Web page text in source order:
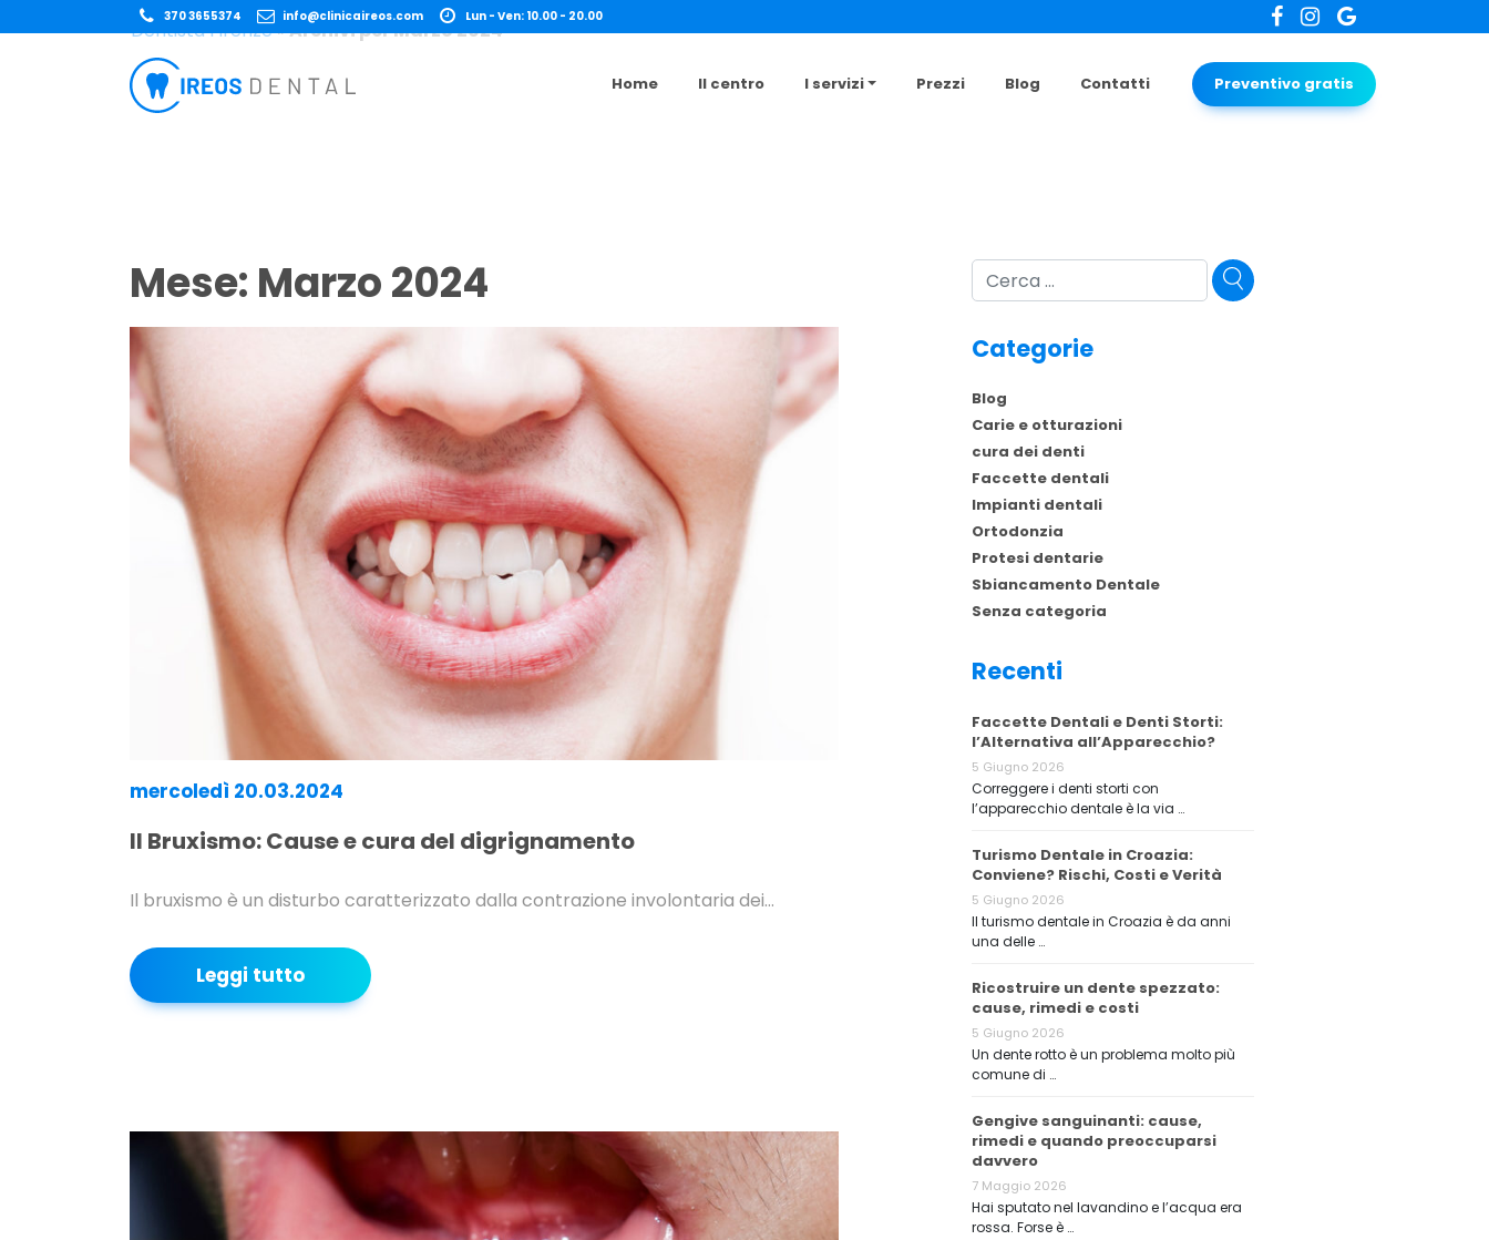
370 3655374 info@clinicaireos.com Lun - Ven: 10.00 - 20.00
Home Il centro I servizi Prezzi Blog Contatti Preventivo gratis
Dentista Firenze»Archivi per Marzo 2024
Mese: Marzo 2024
mercoledì 20.03.2024
Il Bruxismo: Cause e cura del digrignamento
Il bruxismo è un disturbo caratterizzato dalla contrazione involontaria dei…
Leggi tutto
Cerca
Categorie
Blog
Carie e otturazioni
cura dei denti
Faccette dentali
Impianti dentali
Ortodonzia
Protesi dentarie
Sbiancamento Dentale
Senza categoria
Recenti
Faccette Dentali e Denti Storti:
l’Alternativa all’Apparecchio?
5 Giugno 2026
Correggere i denti storti con
l’apparecchio dentale è la via …
Turismo Dentale in Croazia:
Conviene? Rischi, Costi e Verità
5 Giugno 2026
Il turismo dentale in Croazia è da anni
una delle …
Ricostruire un dente spezzato:
cause, rimedi e costi
5 Giugno 2026
Un dente rotto è un problema molto più
comune di …
Gengive sanguinanti: cause,
rimedi e quando preoccuparsi
davvero
7 Maggio 2026
Hai sputato nel lavandino e l’acqua era
rossa. Forse è …